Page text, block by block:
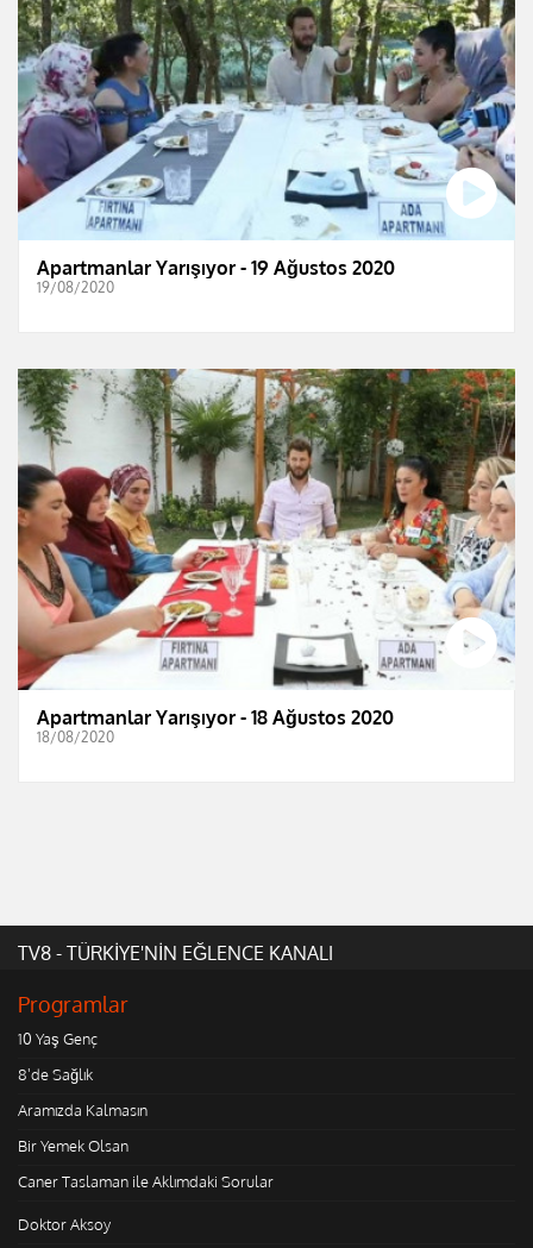
Apartmanlar Yarışıyor - 19 Ağustos 2020
19/08/2020
Apartmanlar Yarışıyor - 18 Ağustos 2020
18/08/2020
TV8 - TÜRKİYE'NİN EĞLENCE KANALI
Programlar
10 Yaş Genç
8'de Sağlık
Aramızda Kalmasın
Bir Yemek Olsan
Caner Taslaman ile Aklımdaki Sorular
Doktor Aksoy